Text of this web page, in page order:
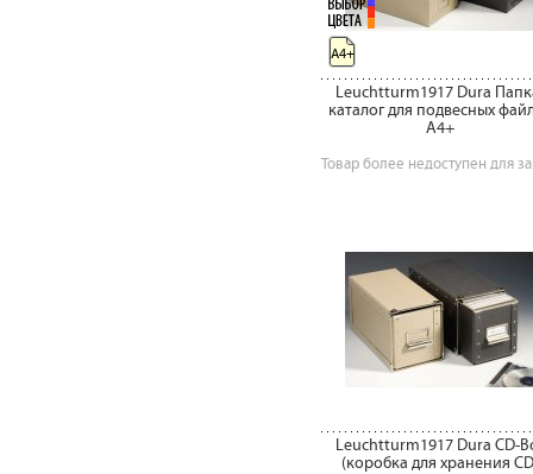
Leuchtturm1917 Dura
каталог для подвесных
А4+
Товар более недоступен для
A4+
Leuchtturm1917 Dura CD-
(коробка для хранения